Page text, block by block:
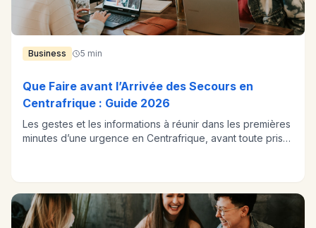
Business 5 min
Que Faire avant l’Arrivée des Secours en
Centrafrique : Guide 2026
Les gestes et les informations à réunir dans les premières
minutes d’une urgence en Centrafrique, avant toute prise